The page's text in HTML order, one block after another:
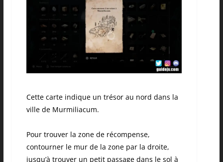
Cette carte indique un trésor au nord dans la
ville de Murmiliacum.
Pour trouver la zone de récompense,
contourner le mur de la zone par la droite,
jusqu’à trouver un petit passage dans le sol à